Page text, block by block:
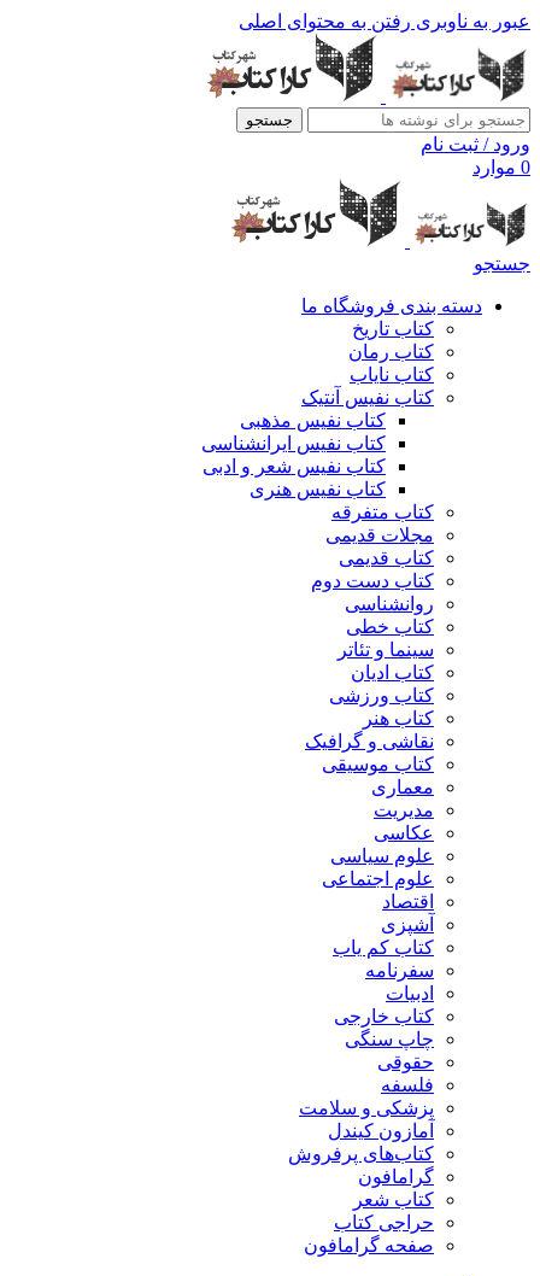
عبور به ناوبری رفتن به محتوای اصلی
جستجو
ورود / ثبت نام
0 موارد
جستجو
دسته بندی فروشگاه ما
کتاب تاریخ
کتاب رمان
کتاب نایاب
کتاب نفیس آنتیک
کتاب نفیس مذهبی
کتاب نفیس ایرانشناسی
کتاب نفیس شعر و ادبی
کتاب نفیس هنری
کتاب متفرقه
مجلات قدیمی
کتاب قدیمی
کتاب دست دوم
روانشناسی
کتاب خطی
سینما و تئاتر
کتاب ادیان
کتاب ورزشی
کتاب هنر
نقاشی و گرافیک
کتاب موسیقی
معماری
مدیریت
عکاسی
علوم سیاسی
علوم اجتماعی
اقتصاد
آشپزی
کتاب کم یاب
سفرنامه
ادبیات
کتاب خارجی
چاپ سنگی
حقوقی
فلسفه
پزشکی و سلامت
آمازون کیندل
کتاب‌های پرفروش
گرامافون
کتاب شعر
حراجی کتاب
صفحه گرامافون